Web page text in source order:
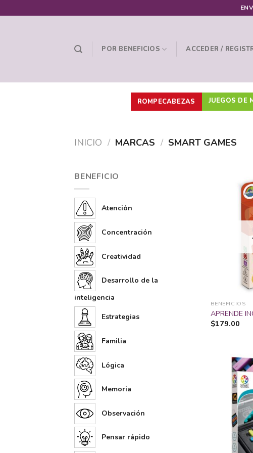
to
POR BENEFICIOS ACCEDER /
ROMPECABEZAS JUEGOS DE
INICIO / MARCAS / SMART GAMES
BENEFICIO
Atención
Concentración
Creatividad
Desarrollo de la
inteligencia
Estrategias
Familia
Lógica
Memoria
Observación
Pensar rápido
BENEFICIOS
APRENDE
$179.00